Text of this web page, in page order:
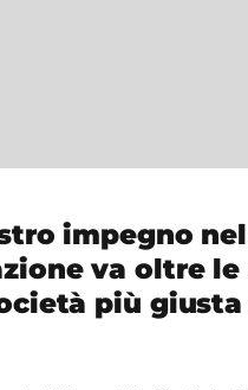
impegno
va oltre
più